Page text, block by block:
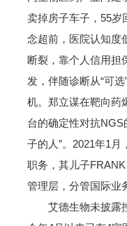
卖掉房子车子，55岁
念超前，医院认知度
断裂，靠个人信用担
发，伴随诊断从“可
机。郑立谋在靶向药
台的确定性对抗NGS
子的人”。2021年1
职务，其儿子
管理层，分管国际业
艾德生物未披露控